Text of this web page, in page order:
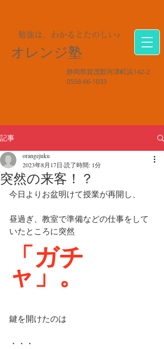
勉強は、わかるとたのしい♪
オレンジ塾
静岡県賀茂郡河津町浜142-2
0558-66-1033
記事
突然の来客！？
orangejuku
2023年8月17日 読了時間: 1分
今日よりお盆明けて授業が再開し、
昼過ぎ、教室で準備などの仕事をして
いたところに突然
「ガチ
ャ」。
鍵を開けたのは
・・・